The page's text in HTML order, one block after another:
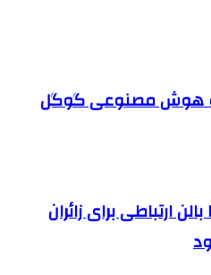
هوش مصنوعی گوگل
ارتباطی برای زائران